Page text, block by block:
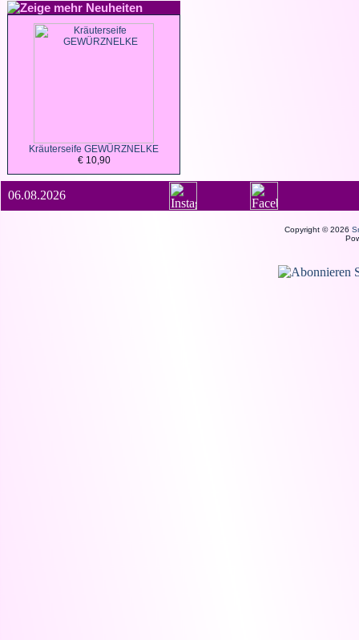
Neuheiten
Kräuterseife GEWÜRZNELKE
€ 10,90
06.08.2026
Copyright © 2026